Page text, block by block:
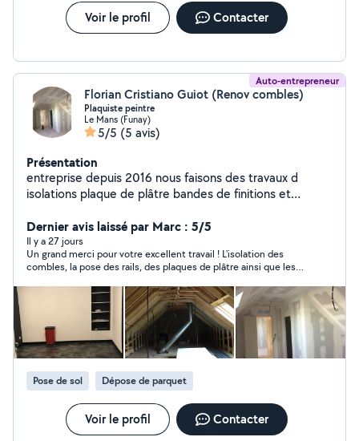
Voir le profil Contacter
Auto-entrepreneur
Florian Cristiano Guiot (Renov combles)
Plaquiste peintre
Le Mans (Funay)
5/5 (5 avis)
Présentation
entreprise depuis 2016 nous faisons des travaux d
isolations plaque de plâtre bandes de finitions et
Dernier avis laissé par Marc : 5/5
Il y a 27 jours
Un grand merci pour votre excellent travail ! L'isolation des
combles, la pose des rails, des plaques de plâtre ainsi que les
professionnalisme. Le résultat est impeccable et nous sommes
vraiment très satisfaits. Merci également pour votre sérieux,
votre disponibilité et votre efficacité tout au long du chantier
et les délais respectés. Nous n'hésiterons pas à vous
recommander autour de nous. Encore merci et bonne
continuation !
Pose de sol
Dépose de parquet
Voir le profil Contacter